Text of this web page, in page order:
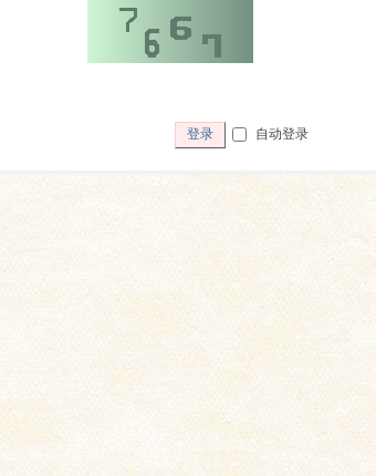
登录 自动登录